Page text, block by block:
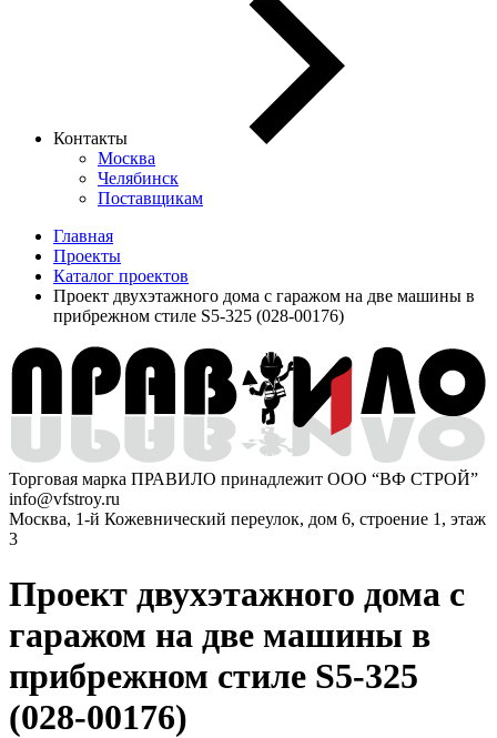
Контакты
Москва
Челябинск
Поставщикам
Главная
Проекты
Каталог проектов
Проект двухэтажного дома с гаражом на две машины в
прибрежном стиле S5-325 (028-00176)
Торговая марка ПРАВИЛО принадлежит ООО “ВФ СТРОЙ”
info@vfstroy.ru
Москва, 1-й Кожевнический переулок, дом 6, строение 1, этаж
3
Проект двухэтажного дома с
гаражом на две машины в
прибрежном стиле S5-325
(028-00176)